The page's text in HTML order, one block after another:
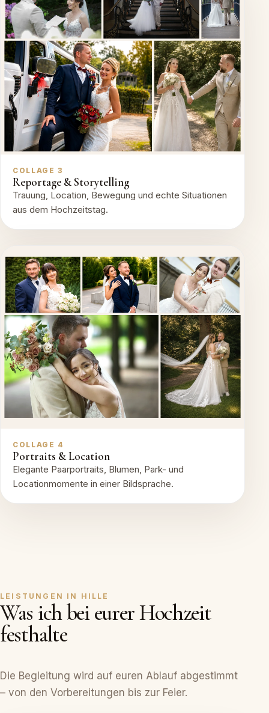
COLLAGE 3
Reportage & Storytelling
Trauung, Location, Bewegung und echte Situationen
aus dem Hochzeitstag.
COLLAGE 4
Portraits & Location
Elegante Paarportraits, Blumen, Park- und
Locationmomente in einer Bildsprache.
LEISTUNGEN IN HILLE
Was ich bei eurer Hochzeit
festhalte
Die Begleitung wird auf euren Ablauf abgestimmt
– von den Vorbereitungen bis zur Feier.